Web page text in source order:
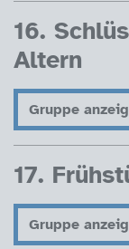
16.
Altern
Gruppe
17.
Gruppe